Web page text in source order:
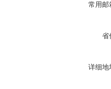
常用邮
省
详细地